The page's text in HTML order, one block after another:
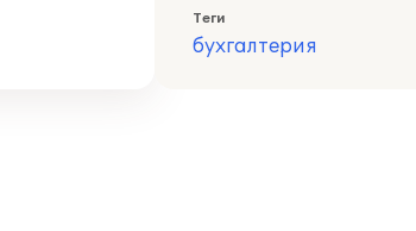
Теги
бухгалтерия